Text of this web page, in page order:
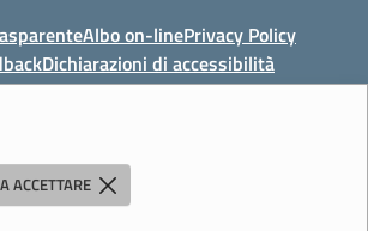
ACCETTARE
Albo on-linePrivacy Policy
Dichiarazioni di accessibilità
tutti ugualmente diversi"